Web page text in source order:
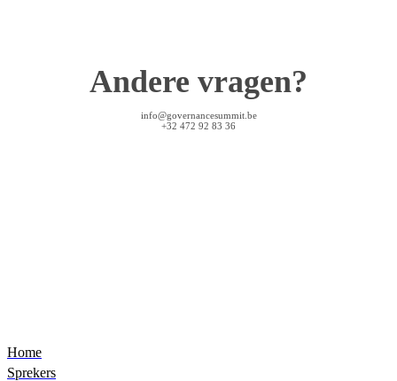
Andere vragen?
info@governancesummit.be
+32 472 92 83 36
Home
Sprekers